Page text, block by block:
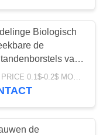
17
Biologisch
de
van
Plastic Zachte
EXW PRICE 0.1$-0.2$ MOQ:30000pcs
de